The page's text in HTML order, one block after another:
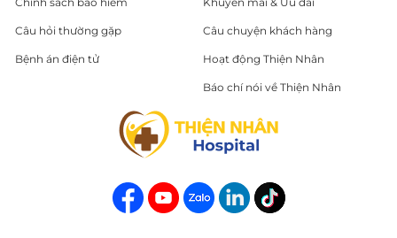
Câu hỏi thường gặp
Bệnh án điện tử
Câu chuyện khách hàng
Hoạt động Thiện Nhân
Báo chí nói về Thiện Nhân